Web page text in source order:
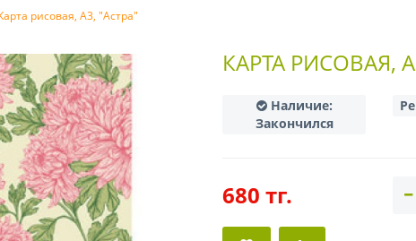
рисовая, A3, "Астра"
КАРТА РИСОВАЯ,
Наличие:
Закончился
680 тг.